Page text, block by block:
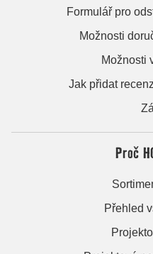
Formulář pro
Možnosti
Možnosti
Jak přidat
Proč
Přehled